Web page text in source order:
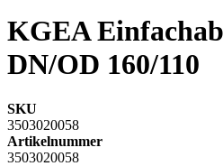
KGEA
DN/OD 160/110
SKU
3503020058
Artikelnummer
3503020058